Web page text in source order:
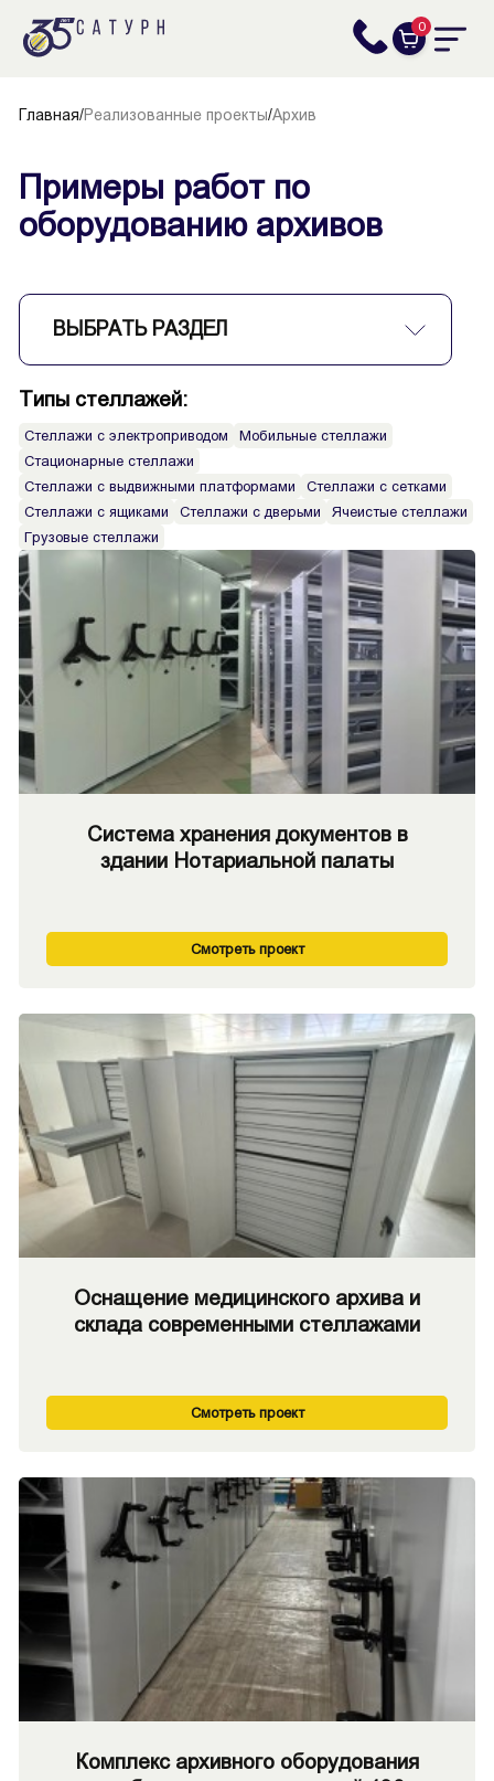
0
Главная/Реализованные проекты/Архив
Примеры работ по
оборудованию архивов
ВЫБРАТЬ РАЗДЕЛ
Типы стеллажей:
Стеллажи с электроприводом
Мобильные стеллажи
Стационарные стеллажи
Стеллажи с выдвижными платформами
Стеллажи с сетками
Стеллажи с ящиками
Стеллажи с дверьми
Ячеистые стеллажи
Грузовые стеллажи
Система хранения документов в
здании Нотариальной палаты
Смотреть проект
Оснащение медицинского архива и
склада современными стеллажами
Смотреть проект
Комплекс архивного оборудования